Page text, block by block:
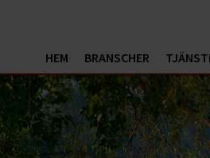
HEM BRANSCHER